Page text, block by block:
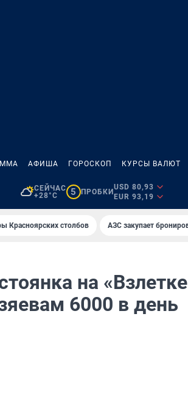
АФИША ГОРОСКОП КУРСЫ ВАЛЮТ
СЕЙЧАС
+28°C
5 ПРОБКИ
USD 80,93
EUR 93,19
Красноярских столбов AЗС закупает
на
6000 в день